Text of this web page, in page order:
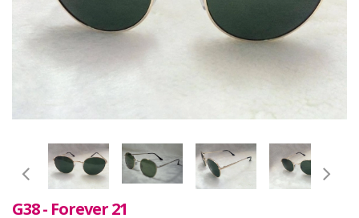
G38 - Forever 21